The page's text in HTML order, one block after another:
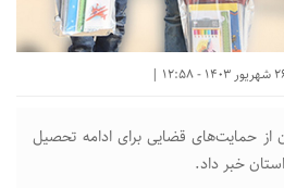
حمایت‌های قضایی برای ادامه تحصیل
خبر داد.